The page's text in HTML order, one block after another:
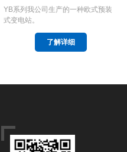
YB系列我公司生产的一种欧式预装
式变电站。
了解详细